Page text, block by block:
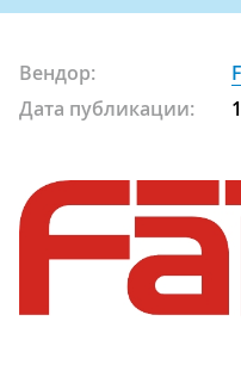
Вендор:
Дата публикации: